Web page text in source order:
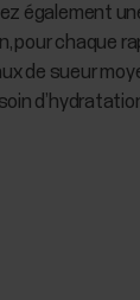
également
pour chaque
de sueur